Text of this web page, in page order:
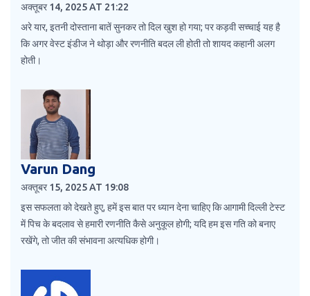
अक्तूबर 14, 2025 AT 21:22
अरे यार, इतनी दोस्ताना बातें सुनकर तो दिल खुश हो गया; पर कड़वी सच्चाई यह है
कि अगर वेस्ट इंडीज ने थोड़ा और रणनीति बदल ली होती तो शायद कहानी अलग
होती।
Varun Dang
अक्तूबर 15, 2025 AT 19:08
इस सफलता को देखते हुए, हमें इस बात पर ध्यान देना चाहिए कि आगामी दिल्ली टेस्ट
में पिच के बदलाव से हमारी रणनीति कैसे अनुकूल होगी; यदि हम इस गति को बनाए
रखेंगे, तो जीत की संभावना अत्यधिक होगी।